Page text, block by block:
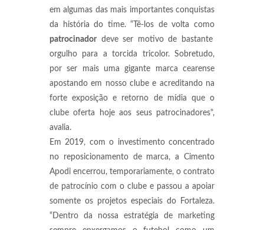
em algumas das mais importantes conquistas
da história do time. “Tê-los de volta como
patrocinador deve ser motivo de bastante
orgulho para a torcida tricolor. Sobretudo,
por ser mais uma gigante marca cearense
apostando em nosso clube e acreditando na
forte exposição e retorno de mídia que o
clube oferta hoje aos seus patrocinadores",
avalia.
Em 2019, com o investimento concentrado
no reposicionamento de marca, a Cimento
Apodi encerrou, temporariamente, o contrato
de patrocínio com o clube e passou a apoiar
somente os projetos especiais do Fortaleza.
“Dentro da nossa estratégia de marketing